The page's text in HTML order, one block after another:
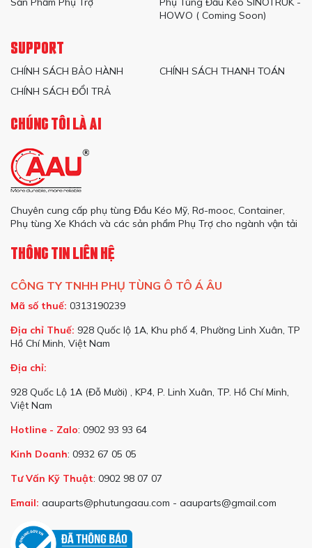
HOWO ( Coming Soon)
SUPPORT
CHÍNH SÁCH BẢO HÀNH
CHÍNH SÁCH THANH TOÁN
CHÍNH SÁCH ĐỔI TRẢ
CHÚNG TÔI LÀ AI
Chuyên cung cấp phụ tùng Đầu Kéo Mỹ, Rơ-mooc, Container,
Phụ tùng Xe Khách và các sản phẩm Phụ Trợ cho ngành vận tải
THÔNG TIN LIÊN HỆ
CÔNG TY TNHH PHỤ TÙNG Ô TÔ Á ÂU
Mã số thuế: 0313190239
Địa chỉ Thuế: 928 Quốc lộ 1A, Khu phố 4, Phường Linh Xuân, TP
Hồ Chí Minh, Việt Nam
Địa chỉ:
928 Quốc Lộ 1A (Đỗ Mười) , KP4, P. Linh Xuân, TP. Hồ Chí Minh,
Việt Nam
Hotline - Zalo: 0902 93 93 64
Kinh Doanh: 0932 67 05 05
Tư Vấn Kỹ Thuật: 0902 98 07 07
Email: aauparts@phutungaau.com - aauparts@gmail.com